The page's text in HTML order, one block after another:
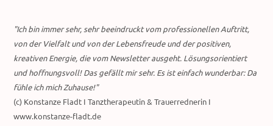
"Ich bin immer sehr, sehr beeindruckt vom professionellen Auftritt,
von der Vielfalt und von der Lebensfreude und der positiven,
kreativen Energie, die vom Newsletter ausgeht. Lösungsorientiert
und hoffnungsvoll! Das gefällt mir sehr. Es ist einfach wunderbar: Da
fühle ich mich Zuhause!"
(c) Konstanze Fladt I Tanztherapeutin & Trauerrednerin I
www.konstanze-fladt.de